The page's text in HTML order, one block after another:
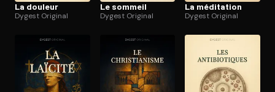
La douleur
Dygest Original
Le sommeil
Dygest Original
La méditation
Dygest Original